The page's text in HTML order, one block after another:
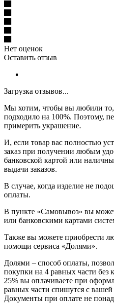
Нет оценок
Оставить отзыв
Загрузка отзывов...
Мы хотим, чтобы вы любили то,
подходило на 100%. Поэтому,
примерить украшение.
И, если товар вас полностью
заказ при получении любым
банковской картой или
выдачи заказов.
В случае, когда изделие не
оплаты.
В пункте «Самовывоз» вы
или банковскими картами
Также вы можете приобрести
помощи сервиса «Долями».
Долями – способ оплаты,
покупки на 4 равных части без
25% вы оплачиваете при
равных части спишутся с
Документы при оплате не